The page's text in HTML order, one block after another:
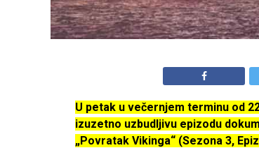
U petak u večernjem terminu od
izuzetno uzbudljivu epizodu
„Povratak Vikinga“ (Sezona 3,